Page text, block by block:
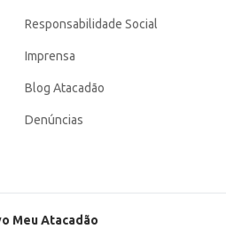
Responsabilidade Social
Imprensa
Blog Atacadão
Denúncias
Meu Atacadão